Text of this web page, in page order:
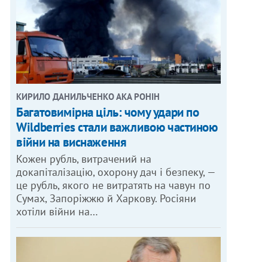
КИРИЛО ДАНИЛЬЧЕНКО АКА РОНІН
Багатовимірна ціль: чому удари по
Wildberries стали важливою частиною
війни на виснаження
Кожен рубль, витрачений на
докапіталізацію, охорону дач і безпеку, —
це рубль, якого не витратять на чавун по
Сумах, Запоріжжю й Харкову. Росіяни
хотіли війни на…